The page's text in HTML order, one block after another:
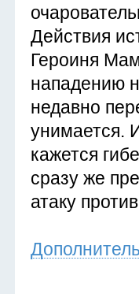
Действия
Героиня
нападению
недавно
унимается.
кажется
сразу же
атаку